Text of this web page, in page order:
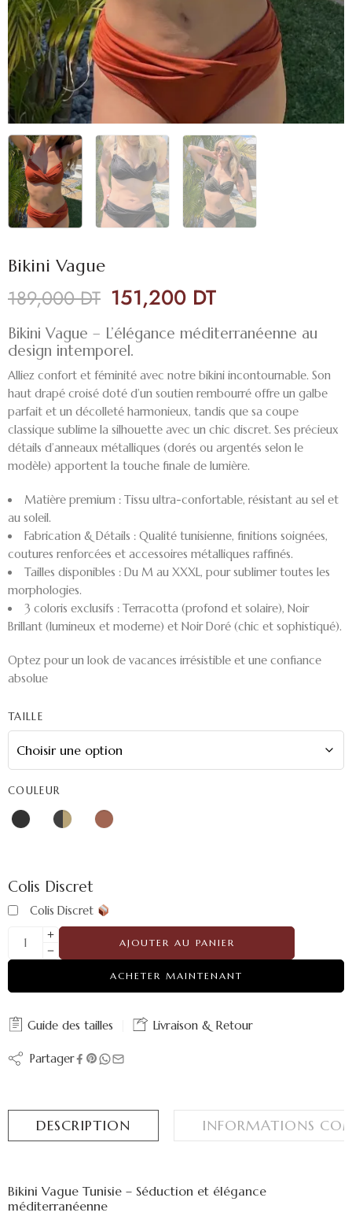
Bikini Vague
189,000DT 151,200 DT
Bikini Vague – L’élégance méditerranéenne au
design intemporel.
Alliez confort et féminité avec notre bikini incontournable. Son
haut drapé croisé doté d’un soutien rembourré offre un galbe
parfait et un décolleté harmonieux, tandis que sa coupe
classique sublime la silhouette avec un chic discret. Ses précieux
détails d’anneaux métalliques (dorés ou argentés selon le
modèle) apportent la touche finale de lumière.
Matière premium :Tissu ultra-confortable, résistant au sel et
au soleil.
Fabrication & Détails :Qualité tunisienne, finitions soignées,
coutures renforcées et accessoires métalliques raffinés.
Tailles disponibles :Du M au XXXL, pour sublimer toutes les
morphologies.
3 coloris exclusifs :Terracotta (profond et solaire), Noir
Brillant (lumineux et moderne) et Noir Doré (chic et sophistiqué).
Optez pour un look de vacances irrésistible et une confiance
absolue
TAILLE
COULEUR
Colis Discret
Colis Discret
AJOUTER AU PANIER
ACHETER MAINTENANT
Guide des tailles Livraison & Retour
Partager
DESCRIPTION INFORMATIONS
Bikini Vague Tunisie – Séduction et élégance
méditerranéenne